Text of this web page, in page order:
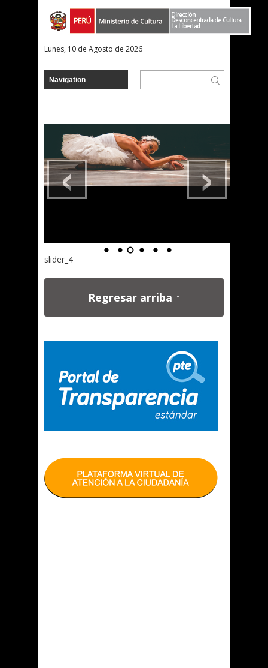
Lunes, 10 de Agosto de 2026
›
‹
slider_4
Regresar arriba ↑